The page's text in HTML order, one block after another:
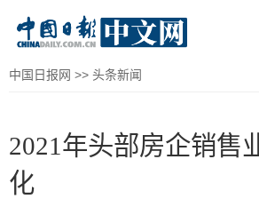
中国日报网 >> 头条新闻
2021年头部房企销售
化